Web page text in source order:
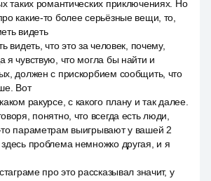
таких романтических приключениях. Но
какие-то более серьёзные вещи, то,
видеть
видеть, что это за человек, почему,
я чувствую, что могла бы найти и
должен с прискорбием сообщить, что
Вот
ракурсе, с какого плану и так далее.
понятно, что всегда есть люди,
параметрам выигрывают у вашей 2
проблема немножко другая, и я
про это рассказывал значит, у